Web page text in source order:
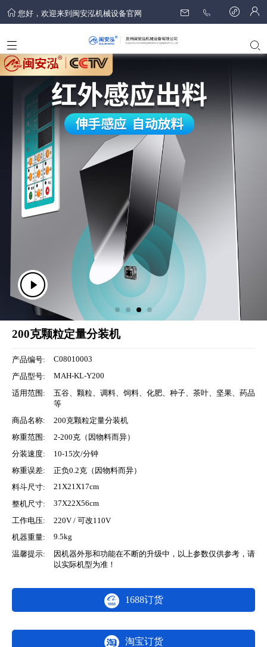
您好，欢迎来到闽安泓机械设备官网
200克颗粒定量分装机
产品编号:
C08010003
产品型号:
MAH-KL-Y200
适用范围:
五谷、颗粒、调料、饲料、化肥、种子、茶叶、坚果、药品
等
商品名称:
200克颗粒定量分装机
称重范围:
2-200克（因物料而异）
分装速度:
10-15次/分钟
称重误差:
正负0.2克（因物料而异）
料斗尺寸:
21X21X17cm
整机尺寸:
37X22X56cm
工作电压:
220V / 可改110V
机器重量:
9.5kg
温馨提示:
因机器外形和功能在不断的升级中，以上参数仅供参考，请
以实际机型为准！
1688订货
淘宝订货